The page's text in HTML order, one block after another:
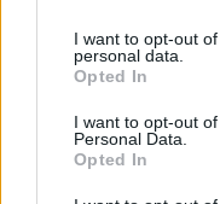
I want to opt-out
personal data.
Opted In
I want to opt-out
Personal Data.
Opted In
mia - 24.03.2015 -
Ønsker at min kjære
helt fantastisk
datter på 7år! Hun
og står virkelig på for
å vinne❤